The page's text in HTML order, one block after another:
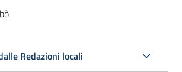
Redazioni locali